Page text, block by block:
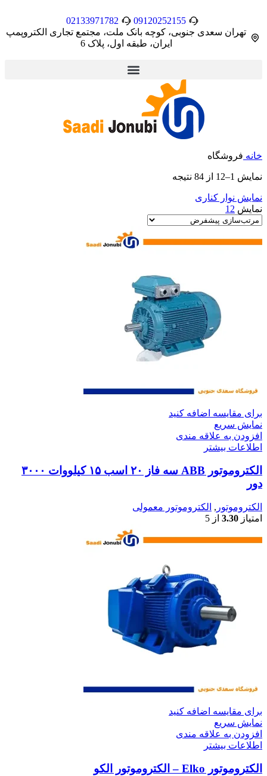
09120252155
02133971782
تهران سعدی جنوبی، کوچه بانک ملت، مجتمع تجاری الکتروپمپ
ایران، طبقه اول، پلاک 6
خانه فروشگاه
نمایش 1–12 از 84 نتیجه
نمایش نوار کناری
نمایش 12
برای مقایسه اضافه کنید
نمایش سریع
افزودن به علاقه مندی
اطلاعات بیشتر
الکتروموتور ABB سه فاز ۲۰ اسب ۱۵ کیلووات ۳۰۰۰
دور
الکتروموتور , الکتروموتور معمولی
امتیاز 3.30 از 5
برای مقایسه اضافه کنید
نمایش سریع
افزودن به علاقه مندی
اطلاعات بیشتر
الکتروموتور ‌Elko – الکتروموتور الکو